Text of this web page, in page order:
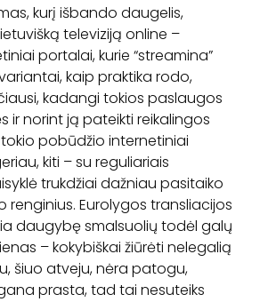
kurį išbando daugelis,
televiziją online –
portalai, kurie “streamina”
kaip praktika rodo,
kadangi tokios paslaugos
ir norint ją pateikti reikalingos
pobūdžio internetiniai
kiti – su reguliariais
trukdžiai dažniau pasitaiko
renginius. Eurolygos transliacijos
daugybę smalsuolių todėl galų
– kokybiškai žiūrėti nelegalią
šiuo atveju, nėra patogu,
prasta, tad tai nesuteiks